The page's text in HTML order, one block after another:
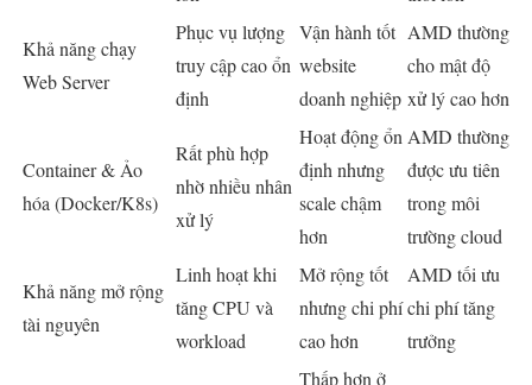
Khả năng chạy
Web Server
Phục vụ lượng
truy cập cao ổn
định
Vận hành tốt
website
doanh nghiệp
AMD thường
cho mật độ
xử lý cao hơn
Container & Ảo
hóa (Docker/K8s)
Rất phù hợp
nhờ nhiều nhân
xử lý
Hoạt động ổn
định nhưng
scale chậm
hơn
AMD thường
được ưu tiên
trong môi
trường cloud
Khả năng mở rộng
tài nguyên
Linh hoạt khi
tăng CPU và
workload
Mở rộng tốt
nhưng chi phí
cao hơn
AMD tối ưu
chi phí tăng
trưởng
Thấp hơn ở